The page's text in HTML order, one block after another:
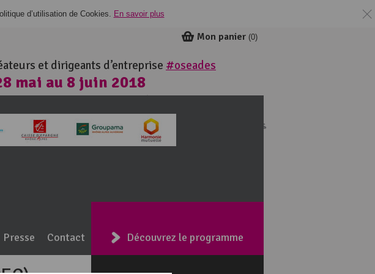
d’utilisation de Cookies. En savoir plus
et dirigeants d’entreprise #oseades
mai au 8 juin 2018
100% Haute-Savoie
Mon panier (0)
Presse Contact Découvrez le programme